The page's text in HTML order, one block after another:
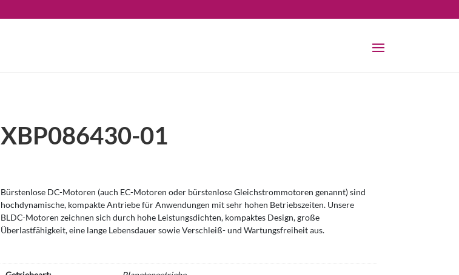
XBP086430-01
Bürstenlose DC-Motoren (auch EC-Motoren oder bürstenlose Gleichstrommotoren genannt) sind
hochdynamische, kompakte Antriebe für Anwendungen mit sehr hohen Betriebszeiten. Unsere
BLDC-Motoren zeichnen sich durch hohe Leistungsdichten, kompaktes Design, große
Überlastfähigkeit, eine lange Lebensdauer sowie Verschleiß- und Wartungsfreiheit aus.